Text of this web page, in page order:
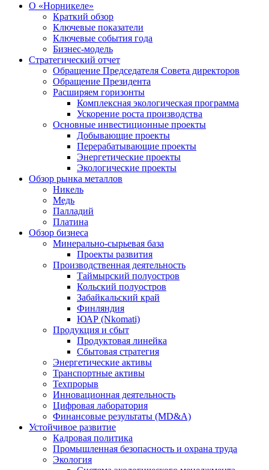
О «Норникеле»
Краткий обзор
Ключевые показатели
Ключевые события года
Бизнес-модель
Стратегический отчет
Обращение Председателя Совета директоров
Обращение Президента
Расширяем горизонты
Комплексная экологическая программа
Ускорение роста производства
Основные инвестиционные проекты
Добывающие проекты
Перерабатывающие проекты
Энергетические проекты
Экологические проекты
Обзор рынка металлов
Никель
Медь
Палладий
Платина
Обзор бизнеса
Минерально-сырьевая база
Проекты развития
Производственная деятельность
Таймырский полуостров
Кольский полуостров
Забайкальский край
Финляндия
ЮАР (Nkomati)
Продукция и сбыт
Продуктовая линейка
Сбытовая стратегия
Энергетические активы
Транспортные активы
Техпрорыв
Инновационная деятельность
Цифровая лаборатория
Финансовые результаты (MD&A)
Устойчивое развитие
Кадровая политика
Промышленная безопасность и охрана труда
Экология